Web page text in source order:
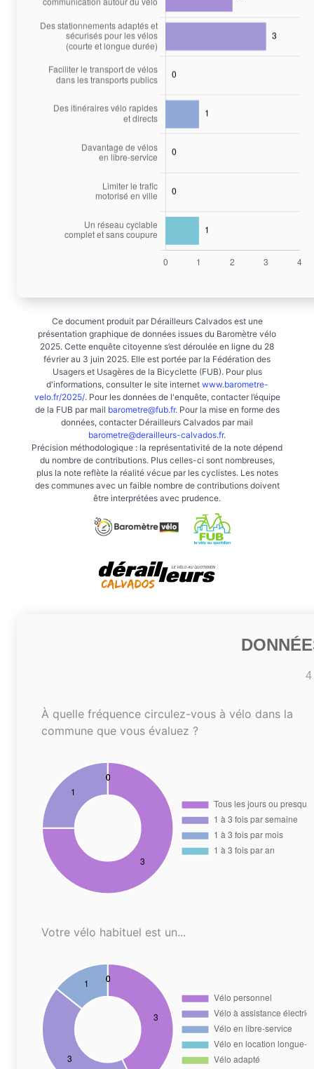
Ce document produit par Dérailleurs Calvados est une
présentation graphique de données issues du Baromètre vélo
2025. Cette enquête citoyenne s’est déroulée en ligne du 28
février au 3 juin 2025. Elle est portée par la Fédération des
Usagers et Usagères de la Bicyclette (FUB). Pour plus
d'informations, consulter le site internet www.barometre-
velo.fr/2025/. Pour les données de l'enquête, contacter l’équipe
de la FUB par mail barometre@fub.fr. Pour la mise en forme des
données, contacter Dérailleurs Calvados par mail
barometre@derailleurs-calvados.fr.
Précision méthodologique : la représentativité de la note dépend
du nombre de contributions. Plus celles-ci sont nombreuses,
plus la note reflète la réalité vécue par les cyclistes. Les notes
des communes avec un faible nombre de contributions doivent
être interprétées avec prudence.
4
À quelle fréquence circulez-vous à vélo dans la
commune que vous évaluez ?
Votre vélo habituel est un...